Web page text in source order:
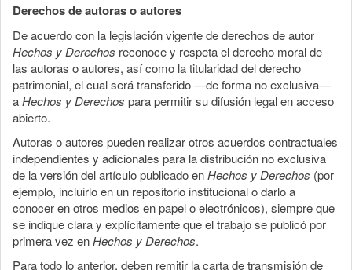
Derechos de autoras o autores
De acuerdo con la legislación vigente de derechos de autor
Hechos y Derechos reconoce y respeta el derecho moral de
las autoras o autores, así como la titularidad del derecho
patrimonial, el cual será transferido —de forma no exclusiva—
aHechos y Derechos para permitir su difusión legal en acceso
abierto.
Autoras o autores pueden realizar otros acuerdos contractuales
independientes y adicionales para la distribución no exclusiva
de la versión del artículo publicado enHechos y Derechos (por
ejemplo, incluirlo en un repositorio institucional o darlo a
conocer en otros medios en papel o electrónicos), siempre que
se indique clara y explícitamente que el trabajo se publicó por
primera vez enHechos y Derechos.
Para todo lo anterior, deben remitir la carta de transmisión de